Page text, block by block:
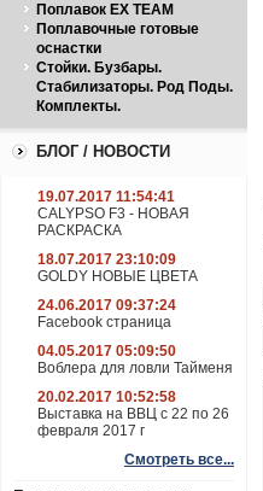
Поплавок EX TEAM
Поплавочные готовые
оснастки
Стойки. Бузбары.
Стабилизаторы. Род Поды.
Комплекты.
БЛОГ / НОВОСТИ
19.07.2017 11:54:41
CALYPSO F3 - НОВАЯ
РАСКРАСКА
18.07.2017 23:10:09
GOLDY НОВЫЕ ЦВЕТА
24.06.2017 09:37:24
Facebook страница
04.05.2017 05:09:50
Воблера для ловли Тайменя
20.02.2017 10:52:58
Выставка на ВВЦ с 22 по 26
февраля 2017 г
Смотреть все...